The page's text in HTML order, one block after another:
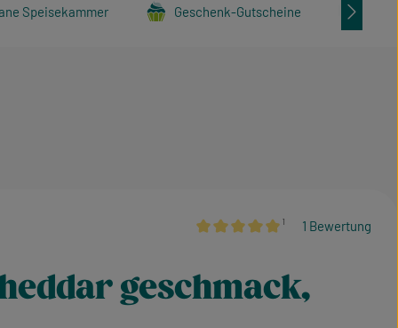
Speisekammer Geschenk-Gutscheine
¹ 1 Bewertung
geschmack,